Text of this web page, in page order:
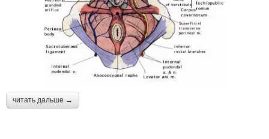
читать дальше →